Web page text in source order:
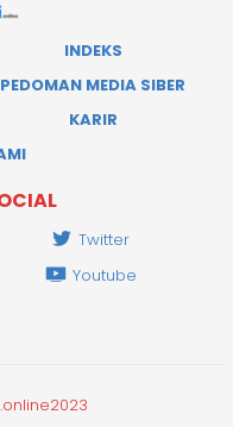
INDEKS
PEDOMAN MEDIA SIBER
KARIR
Twitter
Youtube